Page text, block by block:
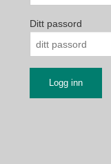
Ditt passord